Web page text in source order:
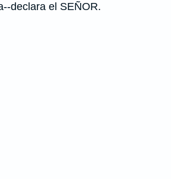
declara el SEÑOR.